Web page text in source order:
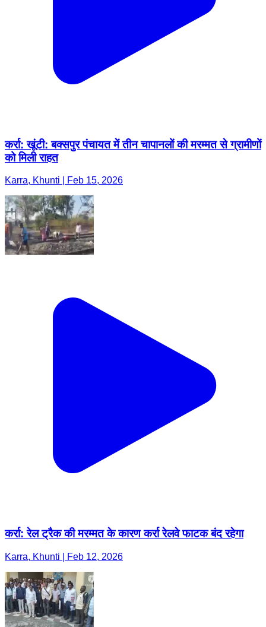
कर्रा: खूंटी: बक्सपुर पंचायत में तीन चापानलों की मरम्मत से ग्रामीणों
को मिली राहत
Karra, Khunti | Feb 15, 2026
कर्रा: रेल ट्रैक की मरम्मत के कारण कर्रा रेलवे फाटक बंद रहेगा
Karra, Khunti | Feb 12, 2026